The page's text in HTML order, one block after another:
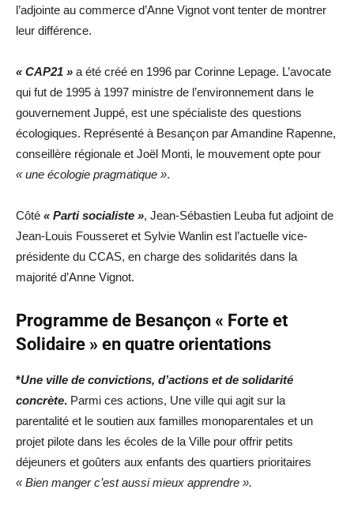
l’adjointe au commerce d’Anne Vignot vont tenter de montrer
leur différence.
« CAP21 » a été créé en 1996 par Corinne Lepage. L’avocate
qui fut de 1995 à 1997 ministre de l’environnement dans le
gouvernement Juppé, est une spécialiste des questions
écologiques. Représenté à Besançon par Amandine Rapenne,
conseillère régionale et Joël Monti, le mouvement opte pour
« une écologie pragmatique ».
Côté « Parti socialiste », Jean-Sébastien Leuba fut adjoint de
Jean-Louis Fousseret et Sylvie Wanlin est l’actuelle vice-
présidente du CCAS, en charge des solidarités dans la
majorité d’Anne Vignot.
Programme de Besançon « Forte et
Solidaire » en quatre orientations
*Une ville de convictions, d’actions et de solidarité
concrète. Parmi ces actions, Une ville qui agit sur la
parentalité et le soutien aux familles monoparentales et un
projet pilote dans les écoles de la Ville pour offrir petits
déjeuners et goûters aux enfants des quartiers prioritaires
« Bien manger c’est aussi mieux apprendre ».